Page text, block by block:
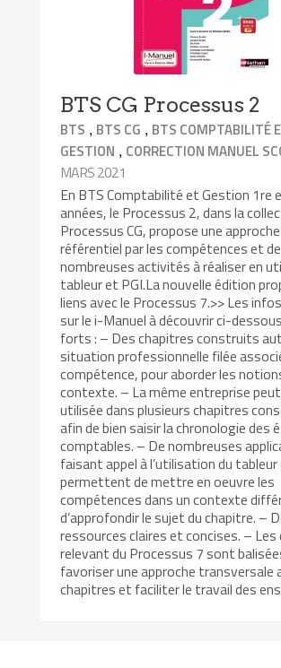
BTS CG Processus 2
BTS , BTS CG , BTS COMPTABILITÉ
GESTION , CORRECTION MANUEL
MARS 2021
En BTS Comptabilité et Gestion 1re
années, le Processus 2, dans la
Processus CG, propose une
référentiel par les compétences et de
nombreuses activités à réaliser en
tableur et PGI.La nouvelle édition
liens avec le Processus 7.>> Les
sur le i-Manuel à découvrir ci-
forts : – Des chapitres construits
situation professionnelle filée
compétence, pour aborder les
contexte. – La même entreprise
utilisée dans plusieurs chapitres
afin de bien saisir la chronologie des
comptables. – De nombreuses
faisant appel à l’utilisation du tableur
permettent de mettre en oeuvre les
compétences dans un contexte
d’approfondir le sujet du chapitre. –
ressources claires et concises. –
relevant du Processus 7 sont
favoriser une approche transversale
chapitres et faciliter le travail des